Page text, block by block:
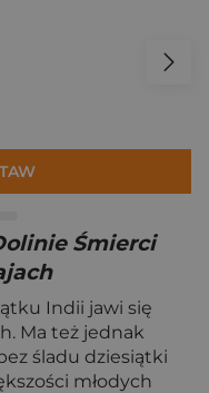
Śmierci
Indii jawi się
Ma też jednak
śladu dziesiątki
młodych